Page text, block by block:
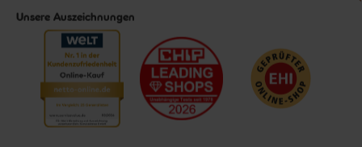
Unsere Auszeichnungen